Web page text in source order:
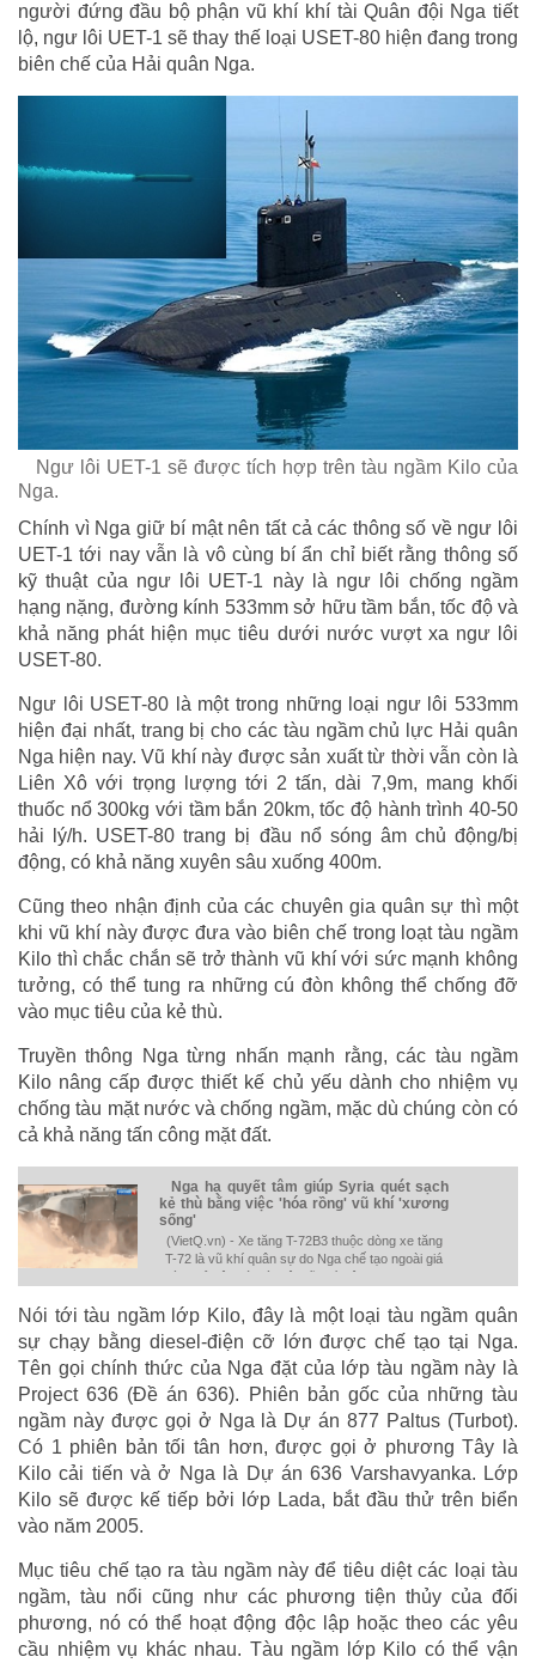
người đứng đầu bộ phận vũ khí khí tài Quân đội Nga tiết
lộ, ngư lôi UET-1 sẽ thay thế loại USET-80 hiện đang trong
biên chế của Hải quân Nga.
Ngư lôi UET-1 sẽ được tích hợp trên tàu ngầm Kilo của
Nga.
Chính vì Nga giữ bí mật nên tất cả các thông số về ngư lôi
UET-1 tới nay vẫn là vô cùng bí ẩn chỉ biết rằng thông số
kỹ thuật của ngư lôi UET-1 này là ngư lôi chống ngầm
hạng nặng, đường kính 533mm sở hữu tầm bắn, tốc độ và
khả năng phát hiện mục tiêu dưới nước vượt xa ngư lôi
USET-80.
Ngư lôi USET-80 là một trong những loại ngư lôi 533mm
hiện đại nhất, trang bị cho các tàu ngầm chủ lực Hải quân
Nga hiện nay. Vũ khí này được sản xuất từ thời vẫn còn là
Liên Xô với trọng lượng tới 2 tấn, dài 7,9m, mang khối
thuốc nổ 300kg với tầm bắn 20km, tốc độ hành trình 40-50
hải lý/h. USET-80 trang bị đầu nổ sóng âm chủ động/bị
động, có khả năng xuyên sâu xuống 400m.
Cũng theo nhận định của các chuyên gia quân sự thì một
khi vũ khí này được đưa vào biên chế trong loạt tàu ngầm
Kilo thì chắc chắn sẽ trở thành vũ khí với sức mạnh không
tưởng, có thể tung ra những cú đòn không thể chống đỡ
vào mục tiêu của kẻ thù.
Truyền thông Nga từng nhấn mạnh rằng, các tàu ngầm
Kilo nâng cấp được thiết kế chủ yếu dành cho nhiệm vụ
chống tàu mặt nước và chống ngầm, mặc dù chúng còn có
cả khả năng tấn công mặt đất.
Nga hạ quyết tâm giúp Syria quét sạch
kẻ thù bằng việc 'hóa rồng' vũ khí 'xương
sống'
(VietQ.vn) - Xe tăng T-72B3 thuộc dòng xe tăng
T-72 là vũ khí quân sự do Nga chế tạo ngoài giá
thành rẻ đây còn là một vũ khí siêu mạnh sau khi
Nói tới tàu ngầm lớp Kilo, đây là một loại tàu ngầm quân
sự chạy bằng diesel-điện cỡ lớn được chế tạo tại Nga.
Tên gọi chính thức của Nga đặt của lớp tàu ngầm này là
Project 636 (Đề án 636). Phiên bản gốc của những tàu
ngầm này được gọi ở Nga là Dự án 877 Paltus (Turbot).
Có 1 phiên bản tối tân hơn, được gọi ở phương Tây là
Kilo cải tiến và ở Nga là Dự án 636 Varshavyanka. Lớp
Kilo sẽ được kế tiếp bởi lớp Lada, bắt đầu thử trên biển
vào năm 2005.
Mục tiêu chế tạo ra tàu ngầm này để tiêu diệt các loại tàu
ngầm, tàu nổi cũng như các phương tiện thủy của đối
phương, nó có thể hoạt động độc lập hoặc theo các yêu
cầu nhiệm vụ khác nhau. Tàu ngầm lớp Kilo có thể vận